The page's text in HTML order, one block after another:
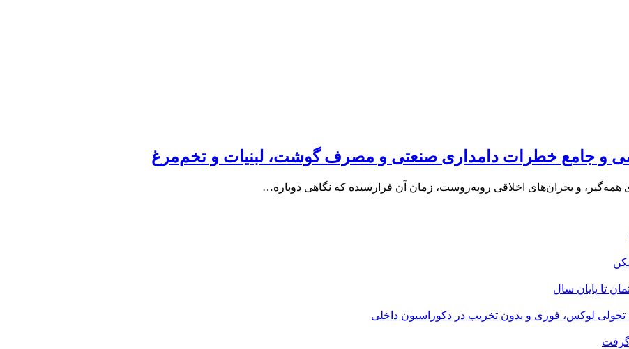
و جامع خطرات دامداری صنعتی و مصرف گوشت، لبنیات و تخم‌مرغ
همه‌گیر، و بحران‌های اخلاقی روبه‌روست، زمان آن فرارسیده که نگاهی دوباره…
تحولی لوکس، فوری و بدون تخریب در دکوراسیون داخلی
گرفت